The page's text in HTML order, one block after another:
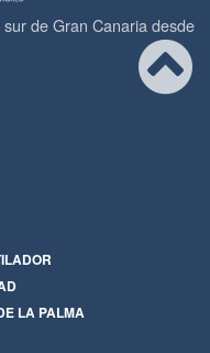
de Gran Canaria desde
LA PALMA